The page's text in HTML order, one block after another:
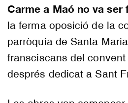
Carme a Maó no va ser
la ferma oposició de la
parròquia de Santa
fransciscans del convent
després dedicat a Sant